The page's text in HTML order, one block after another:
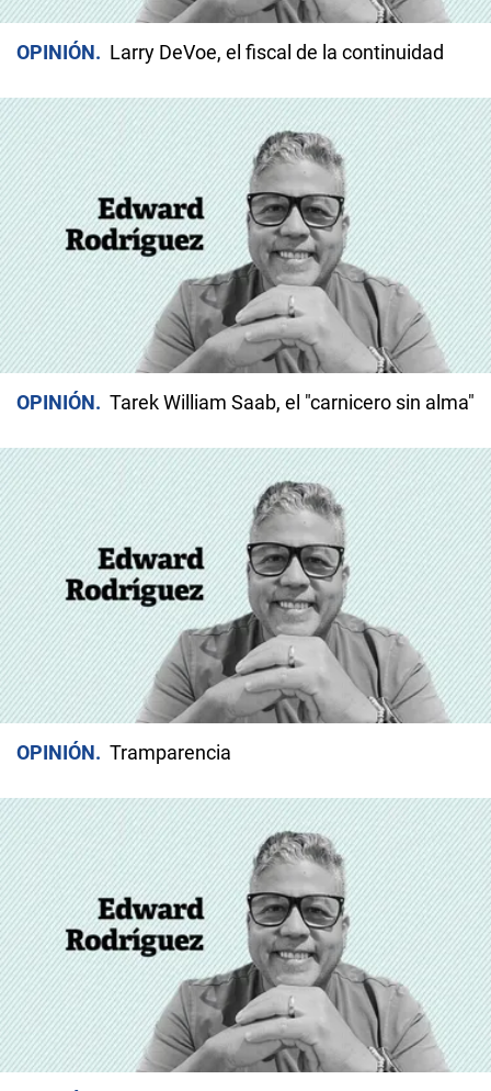
OPINIÓN Larry DeVoe, el fiscal de la continuidad
OPINIÓN Tarek William Saab, el "carnicero sin alma"
OPINIÓN Tramparencia